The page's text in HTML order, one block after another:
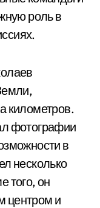
роль в
километров.
фотографии
в
несколько
того, он
центром и